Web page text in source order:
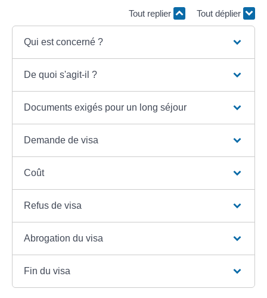
Tout replier Tout déplier
Qui est concerné ?
De quoi s'agit-il ?
Documents exigés pour un long séjour
Demande de visa
Coût
Refus de visa
Abrogation du visa
Fin du visa